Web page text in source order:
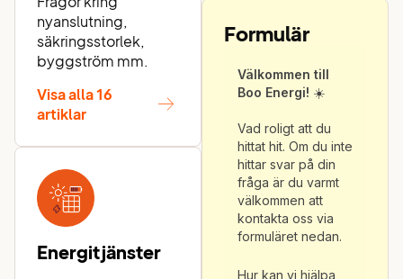
nyanslutning,
säkringsstorlek,
byggström mm.
Visa alla 16
artiklar
Energitjänster
Formulär